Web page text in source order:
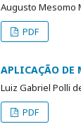
Augusto Mesomo
PDF
APLICAÇÃO DE
Luiz Gabriel Polli
PDF